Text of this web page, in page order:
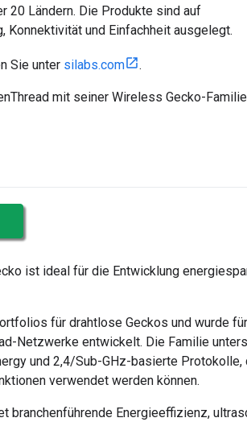
20 Ländern. Die Produkte sind auf
Konnektivität und Einfachheit ausgelegt.
Sie unter silabs.com .
mit seiner Wireless Gecko-
ist ideal für die Entwicklung
für drahtlose Geckos und wurde
Netzwerke entwickelt. Die Familie
und 2,4/Sub-GHz-basierte
verwendet werden können.
branchenführende Energieeffizienz,